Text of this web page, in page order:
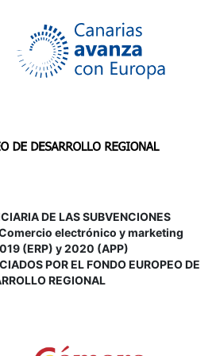
DE LAS SUBVENCIONES
electrónico y marketing
(ERP) y 2020 (APP)
POR EL FONDO EUROPEO DE
REGIONAL